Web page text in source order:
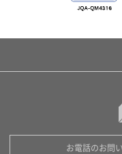
お電話のお問